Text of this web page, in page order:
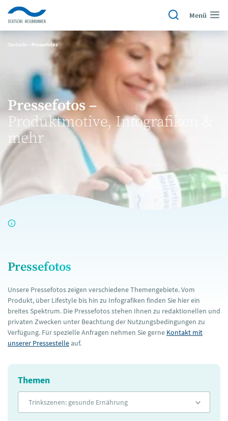
Menü
Startseite ~ Pressefotos
Pressefotos –
Produktmotive, Infografiken &
mehr
Pressefotos
Unsere Pressefotos zeigen verschiedene Themengebiete. Vom
Produkt, über Lifestyle bis hin zu Infografiken finden Sie hier ein
breites Spektrum. Die Pressefotos stehen Ihnen zu redaktionellen und
privaten Zwecken unter Beachtung der Nutzungsbedingungen zu
Verfügung. Für spezielle Anfragen nehmen Sie gerne Kontakt mit
unserer Pressestelleauf.
Themen
Trinkszenen: gesunde Ernährung